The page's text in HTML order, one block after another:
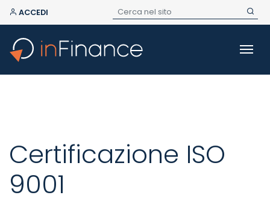
ACCEDI
Certificazione ISO
9001